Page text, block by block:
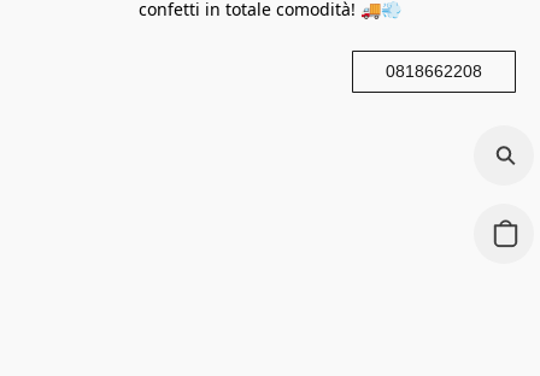
confetti in totale comodità! 🚚💨
0818662208